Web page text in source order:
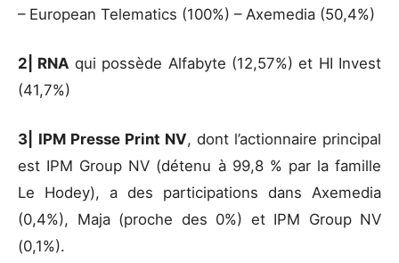
– European Telematics (100%) – Axemedia (50,4%)
2| RNA qui possède Alfabyte (12,57%) et HI Invest
(41,7%)
3| IPM Presse Print NV, dont l’actionnaire principal
est IPM Group NV (détenu à 99,8 % par la famille
Le Hodey), a des participations dans Axemedia
(0,4%), Maja (proche des 0%) et IPM Group NV
(0,1%).